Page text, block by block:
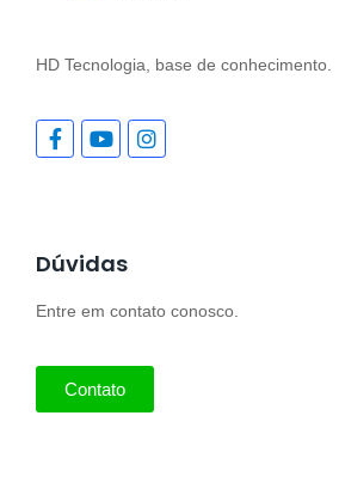
HD Tecnologia, base de conhecimento.
Dúvidas
Entre em contato conosco.
Contato